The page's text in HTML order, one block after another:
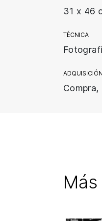
31 x 46
TÉCNICA
ADQUISICIÓN
Compra,